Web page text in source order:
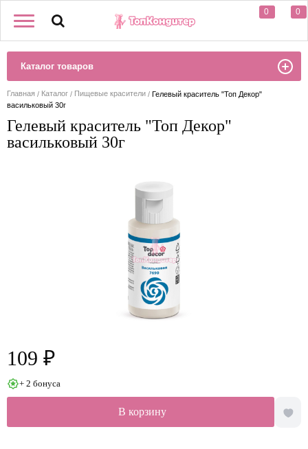
0 0
Каталог товаров
Главная Каталог Пищевые красители
Гелевый краситель "Топ Декор"
васильковый 30г
Гелевый краситель "Топ Декор"
васильковый 30г
109 ₽
+ 2 бонуса
В корзину